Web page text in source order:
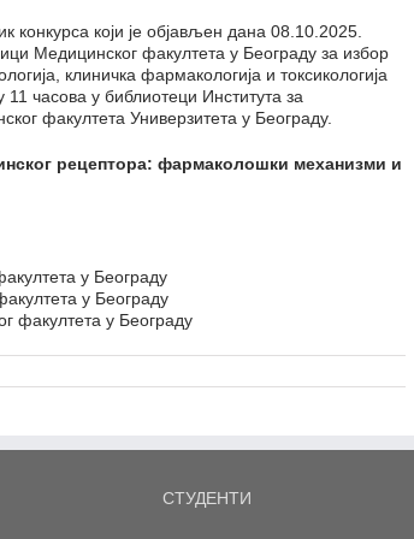
који је објављен дана 08.10.2025.
Медицинског факултета у Београду за избор
клиничка фармакологија и токсикологија
часова у библиотеци Института за
факултета Универзитета у Београду.
рецептора: фармаколошки механизми и
у Београду
у Београду
факултета у Београду
СТУДЕНТИ